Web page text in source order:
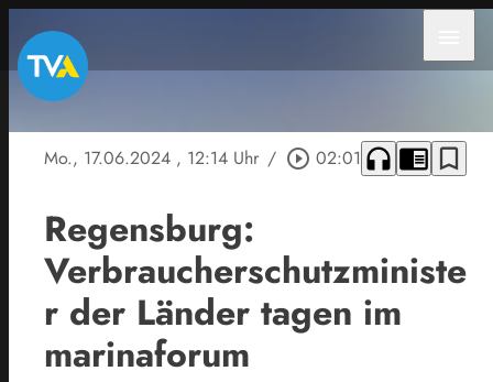
Mo., 17.06.2024 , 12:14 Uhr / play_circle_outline 02:01 headphones chrome_reader_mode bookmark_border
Regensburg:
Verbraucherschutzministe
r der Länder tagen im
marinaforum